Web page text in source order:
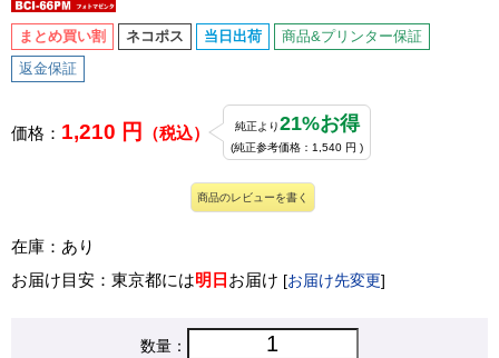
まとめ買い割 ネコポス 当日出荷 商品&プリンター保証
返金保証
価格： 1,210 円 （税込） 純正より21%お得
(純正参考価格：1,540 円 )
商品のレビューを書く
在庫：あり
お届け目安：東京都には明日 お届け [お届け先変更]
数量：